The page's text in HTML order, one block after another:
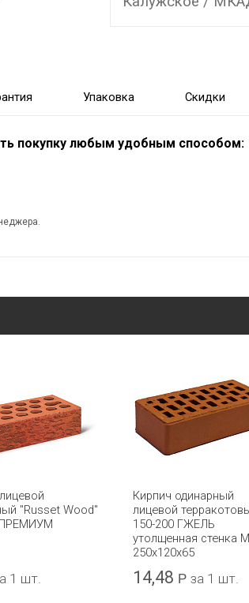
Упаковка Скидки
покупку любым удобным способом:
"Russet Wood"
1 шт.
Кирпич одинарный
лицевой
150-200 ГЖЕЛЬ
утолщенная стенка
250x120x65
14,48 Р за 1 шт.